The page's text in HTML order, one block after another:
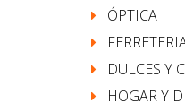
ÓPTICA
DULCES Y
HOGAR Y